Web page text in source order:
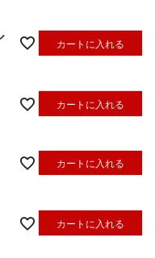
カートに入れる
カートに入れる
カートに入れる
カートに入れる